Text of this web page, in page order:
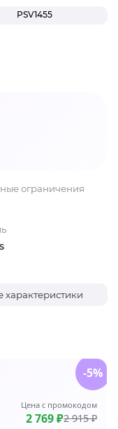
PSV1455
ограничения
характеристики
Цена с промокодом
2 769 ₽2 915 ₽
-5%